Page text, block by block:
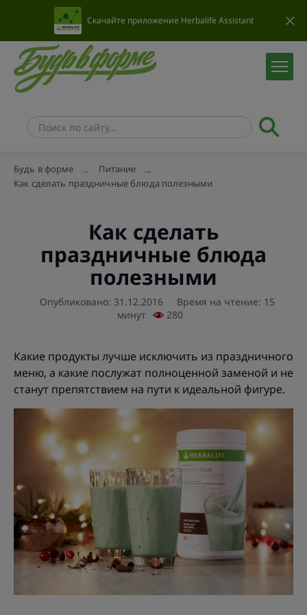
Скачайте приложение Herbalife Assistant
Будь в форме
Питание
Как сделать праздничные блюда полезными
Как сделать
праздничные блюда
полезными
Опубликовано: 31.12.2016
Время на чтение: 15
минут
280
Какие продукты лучше исключить из праздничного
меню, а какие послужат полноценной заменой и не
станут препятствием на пути к идеальной фигуре.